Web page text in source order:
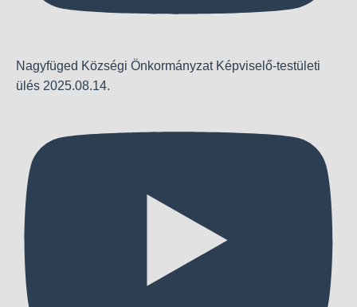
Nagyfüged Községi Önkormányzat Képviselő-testületi
ülés 2025.08.14.